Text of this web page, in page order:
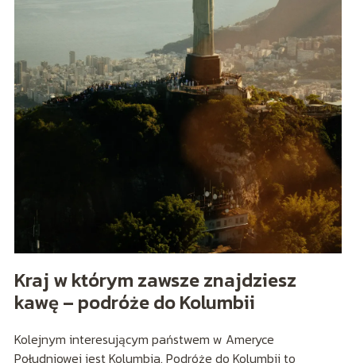
Kraj w którym zawsze znajdziesz
kawę – podróże do Kolumbii
Kolejnym interesującym państwem w Ameryce
Południowej jest Kolumbia. Podróże do Kolumbii to